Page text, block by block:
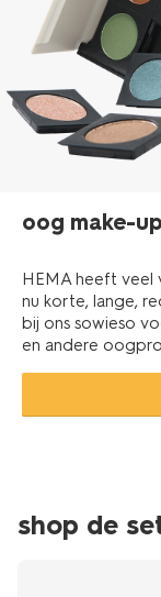
oog make-up
HEMA heeft veel
nu korte, lange,
bij ons sowieso
en andere
shop de